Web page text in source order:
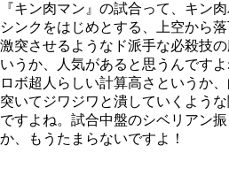
『キン肉マン』の試合って、キン
シンクをはじめとする、上空から
激突させるようなド派手な必殺技
いうか、人気があると思うんです
ロボ超人らしい計算高さというか
突いてジワジワと潰していくよう
ですよね。試合中盤のシベリアン
か、もうたまらないですよ！